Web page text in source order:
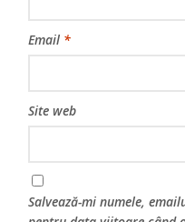
Email *
Site web
Salvează-mi numele,